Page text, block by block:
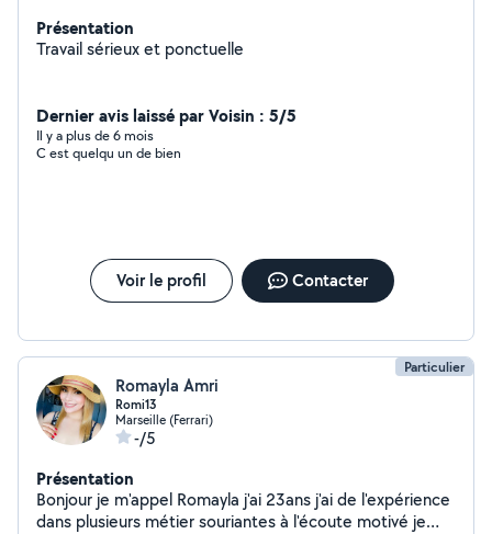
Présentation
Travail sérieux et ponctuelle
Dernier avis laissé par Voisin : 5/5
Il y a plus de 6 mois
C est quelqu un de bien
Voir le profil Contacter
Particulier
Romayla Amri
Romi13
Marseille (Ferrari)
-/5
Présentation
Bonjour je m'appel Romayla j'ai 23ans j'ai de l'expérience
dans plusieurs métier souriantes à l'écoute motivé je